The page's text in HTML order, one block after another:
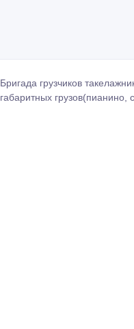
Бригада грузчиков
габаритных